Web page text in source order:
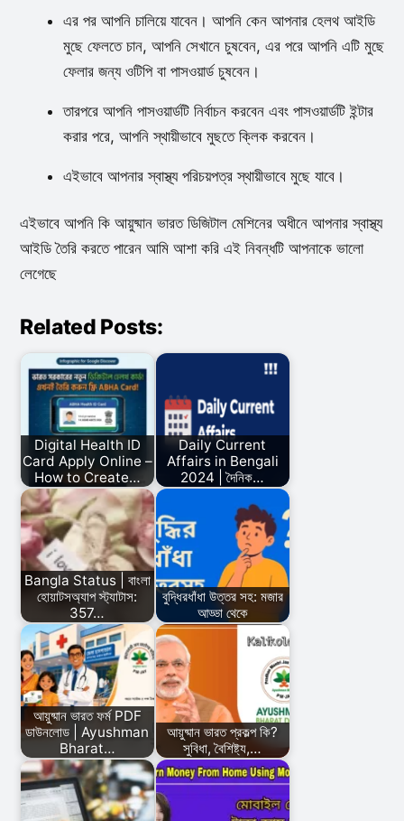
এর পর আপনি চালিয়ে যাবেন। আপনি কেন আপনার হেলথ আইডি
মুছে ফেলতে চান, আপনি সেখানে চুষবেন, এর পরে আপনি এটি মুছে
ফেলার জন্য ওটিপি বা পাসওয়ার্ড চুষবেন।
তারপরে আপনি পাসওয়ার্ডটি নির্বাচন করবেন এবং পাসওয়ার্ডটি ইন্টার
করার পরে, আপনি স্থায়ীভাবে মুছতে ক্লিক করবেন।
এইভাবে আপনার স্বাস্থ্য পরিচয়পত্র স্থায়ীভাবে মুছে যাবে।
এইভাবে আপনি কি আয়ুষ্মান ভারত ডিজিটাল মেশিনের অধীনে আপনার স্বাস্থ্য
আইডি তৈরি করতে পারেন আমি আশা করি এই নিবন্ধটি আপনাকে ভালো
লেগেছে
Related Posts:
Digital Health ID
Card Apply Online –
How to Create…
Daily Current
Affairs in Bengali
2024 | দৈনিক…
Bangla Status | বাংলা
হোয়াটসঅ্যাপ স্ট্যাটাস:
357…
বুদ্ধিরধাঁধা উত্তর সহ: মজার
আড্ডা থেকে
আয়ুষ্মান ভারত ফর্ম PDF
ডাউনলোড | Ayushman
Bharat…
আয়ুষ্মান ভারত প্রকল্প কি?
সুবিধা, বৈশিষ্ট্য,…